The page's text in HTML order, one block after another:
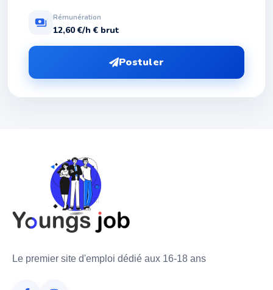
payments Rémunération
12,60 €/h € brut
Postuler
Le premier site d'emploi dédié aux 16-18 ans